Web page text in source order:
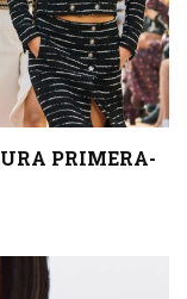
PRIMERA-